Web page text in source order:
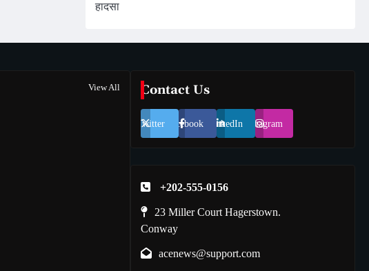
हादसा
View All Contact Us
Twitter Facebook LinkedIn Instagram
+202-555-0156
23 Miller Court Hagerstown.
Conway
acenews@support.com